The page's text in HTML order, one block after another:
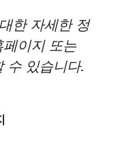
한 자세한 정
이지 또는
수 있습니다.